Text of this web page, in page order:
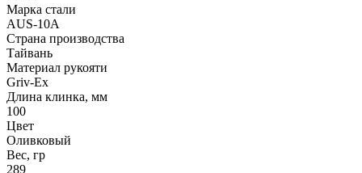
Марка стали
AUS-10A
Страна производства
Тайвань
Материал рукояти
Griv-Ex
Длина клинка, мм
100
Цвет
Оливковый
Вес, гр
289